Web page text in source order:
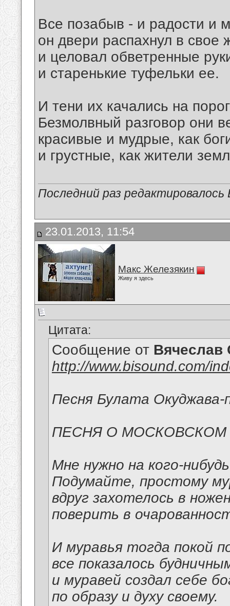
Все позабыв - и радости и
он двери распахнул в свое
и целовал обветренные
и старенькие туфельки ее.
И тени их качались на
Безмолвный разговор они
красивые и мудрые, как
и грустные, как жители
Последний раз
23.01.2013, 11:54
Макс Железякин
Живу я здесь
Цитата:
Сообщение от Вячеслав
http://www.bisound.com/
Песня Булата Окуджава-
ПЕСНЯ О МОСКОВСКОМ
Мне нужно на кого-
Подумайте, простому
вдруг захотелось в
поверить в
И муравья тогда покой
все показалось
и муравей создал себе
по образу и духу своему.